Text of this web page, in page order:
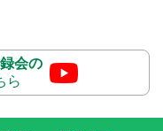
会の
ら